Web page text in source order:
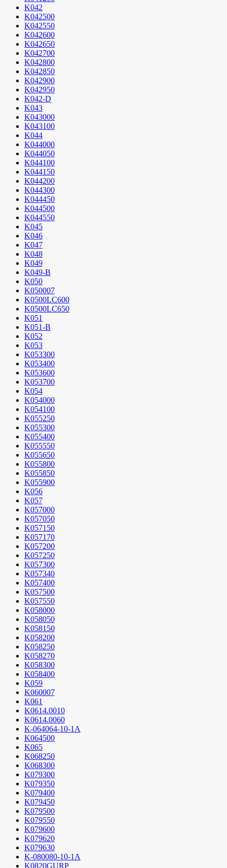
K042
K042500
K042550
K042600
K042650
K042700
K042800
K042850
K042900
K042950
K042-D
K043
K043000
K043100
K044
K044000
K044050
K044100
K044150
K044200
K044300
K044450
K044500
K044550
K045
K046
K047
K048
K049
K049-B
K050
K050007
K0500LC600
K0500LC650
K051
K051-B
K052
K053
K053300
K053400
K053600
K053700
K054
K054000
K054100
K055250
K055300
K055400
K055550
K055650
K055800
K055850
K055900
K056
K057
K057000
K057050
K057150
K057170
K057200
K057250
K057300
K057340
K057400
K057500
K057550
K058000
K058050
K058150
K058200
K058250
K058270
K058300
K058400
K059
K060007
K061
K0614.0010
K0614.0060
K-064064-10-1A
K064500
K065
K068250
K068300
K079300
K079350
K079400
K079450
K079500
K079550
K079600
K079620
K079630
K-080080-10-1A
K0820GURP